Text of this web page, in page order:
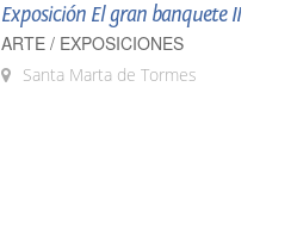
Exposición El gran banquete II
ARTE / EXPOSICIONES
Santa Marta de Tormes